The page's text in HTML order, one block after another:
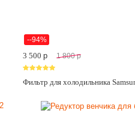
--94%
3 500 p 1 800 p
Фильтр для холодильника